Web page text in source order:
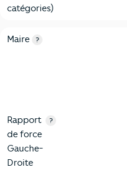
catégories)
6-Politique
Critères
Maire ?
Rapport
de force
Gauche-
Droite
?